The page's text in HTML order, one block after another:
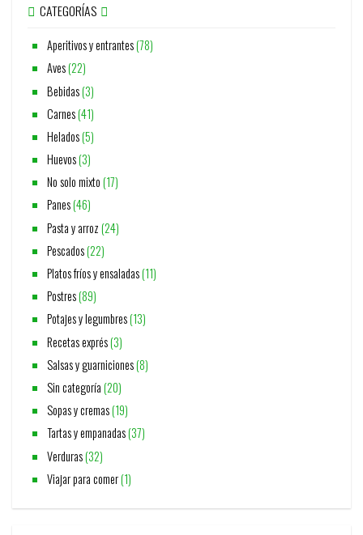
CATEGORÍAS
Aperitivos y entrantes(78)
Aves(22)
Bebidas(3)
Carnes(41)
Helados(5)
Huevos(3)
No solo mixto(17)
Panes(46)
Pasta y arroz(24)
Pescados(22)
Platos fríos y ensaladas(11)
Postres(89)
Potajes y legumbres(13)
Recetas exprés(3)
Salsas y guarniciones(8)
Sin categoría(20)
Sopas y cremas(19)
Tartas y empanadas(37)
Verduras(32)
Viajar para comer(1)